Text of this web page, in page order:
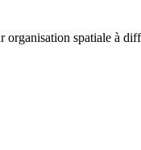
spatiale à